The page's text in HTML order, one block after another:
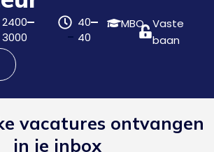
2400
3000
40
40
MBO Vaste
baan
vacatures ontvangen
in je inbox